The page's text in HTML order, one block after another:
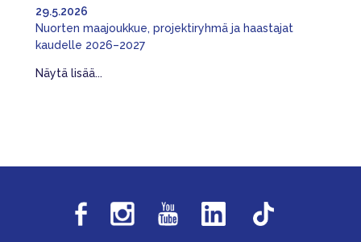
Nuorten maajoukkue, projektiryhmä ja haastajat
kaudelle 2026–2027
29.5.2026
Näytä lisää...